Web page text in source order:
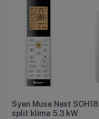
Syen Muse Next
split klíma 5.3 kW